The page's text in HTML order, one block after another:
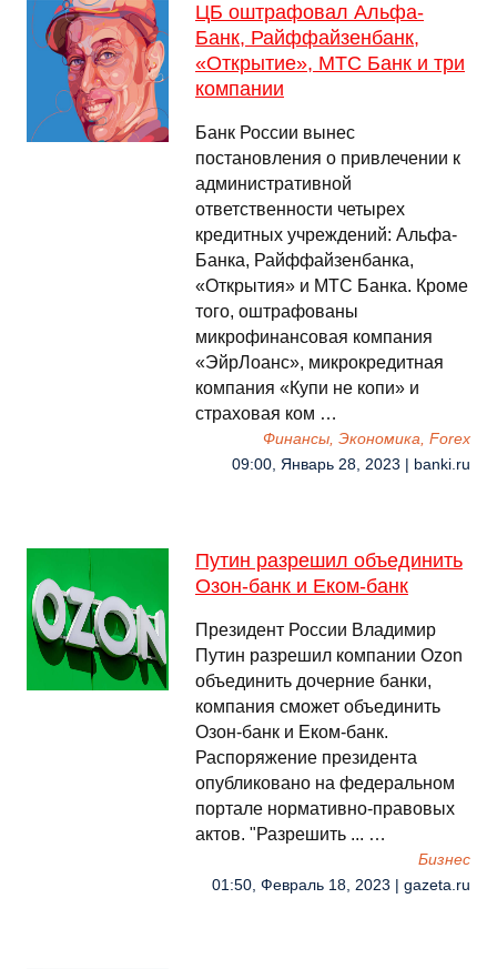
ЦБ оштрафовал Альфа-
Банк, Райффайзенбанк,
«Открытие», МТС Банк и три
компании
Банк России вынес
постановления о привлечении к
административной
ответственности четырех
кредитных учреждений: Альфа-
Банка, Райффайзенбанка,
«Открытия» и МТС Банка. Кроме
того, оштрафованы
микрофинансовая компания
«ЭйрЛоанс», микрокредитная
компания «Купи не копи» и
страховая ком …
Финансы, Экономика, Forex
09:00, Январь 28, 2023 | banki.ru
Путин разрешил объединить
Озон-банк и Еком-банк
Президент России Владимир
Путин разрешил компании Ozon
объединить дочерние банки,
компания сможет объединить
Озон-банк и Еком-банк.
Распоряжение президента
опубликовано на федеральном
портале нормативно-правовых
актов. "Разрешить ... …
Бизнес
01:50, Февраль 18, 2023 | gazeta.ru